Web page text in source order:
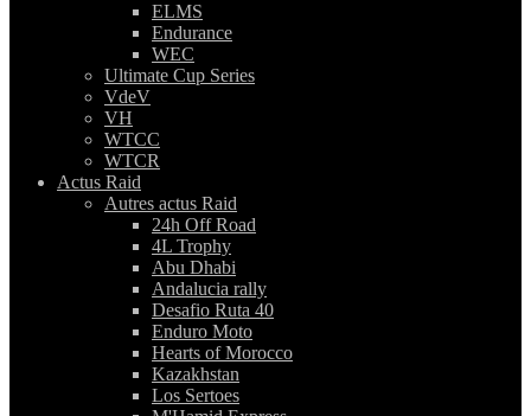
ELMS
Endurance
WEC
Ultimate Cup Series
VdeV
VH
WTCC
WTCR
Actus Raid
Autres actus Raid
24h Off Road
4L Trophy
Abu Dhabi
Andalucia rally
Desafio Ruta 40
Enduro Moto
Hearts of Morocco
Kazakhstan
Los Sertoes